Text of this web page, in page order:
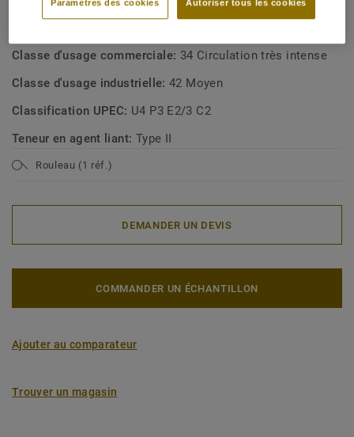
Type de revêtement de sol:
Homogeneous vinyl flooring
Classe d'usage commerciale: 34 Circulation très intense
Classe d'usage industrielle:42 Moyen
Classification UPEC: U4 P3 E2/3 C2
Teneur en agent liant: Type II
Rouleau (1 réf.)
DEMANDER UN DEVIS
COMMANDER UN ÉCHANTILLON
Ajouter au comparateur
Trouver un magasin
Autoriser tous les cookies
Paramètres des cookies